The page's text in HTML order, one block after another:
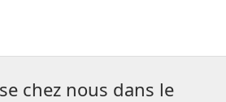
chez nous dans le